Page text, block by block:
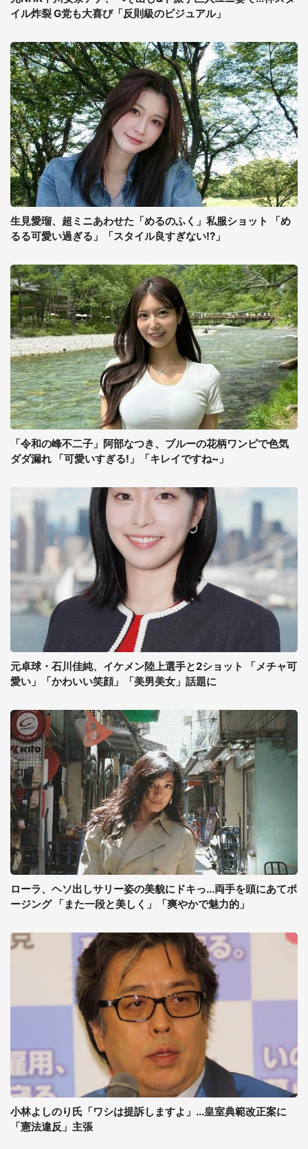
イル炸裂 G党も大喜び「反則級のビジュアル」
生見愛瑠、超ミニあわせた「めるのふく」私服ショット 「め
るる可愛い過ぎる」「スタイル良すぎない!?」
「令和の峰不二子」阿部なつき、ブルーの花柄ワンピで色気
ダダ漏れ 「可愛いすぎる!」「キレイですね~」
元卓球・石川佳純、イケメン陸上選手と2ショット 「メチャ可
愛い」「かわいい笑顔」「美男美女」話題に
ローラ、ヘソ出しサリー姿の美貌にドキっ...両手を頭にあてポ
ージング 「また一段と美しく」「爽やかで魅力的」
小林よしのり氏「ワシは提訴しますよ」...皇室典範改正案に
「憲法違反」主張